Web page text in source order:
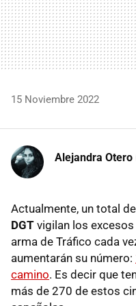
15 Noviembre 2022
Alejandra Otero
Actualmente, un total
DGT vigilan los
arma de Tráfico cada
aumentarán su número:
camino. Es decir que
más de 270 de estos